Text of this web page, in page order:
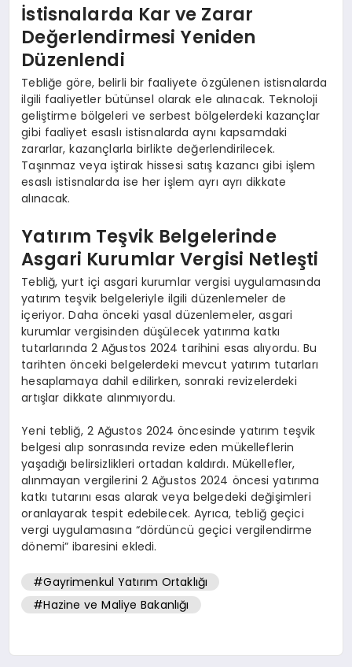
İstisnalarda Kar ve Zarar
Değerlendirmesi Yeniden
Düzenlendi
Tebliğe göre, belirli bir faaliyete özgülenen istisnalarda
ilgili faaliyetler bütünsel olarak ele alınacak. Teknoloji
geliştirme bölgeleri ve serbest bölgelerdeki kazançlar
gibi faaliyet esaslı istisnalarda aynı kapsamdaki
zararlar, kazançlarla birlikte değerlendirilecek.
Taşınmaz veya iştirak hissesi satış kazancı gibi işlem
esaslı istisnalarda ise her işlem ayrı ayrı dikkate
alınacak.
Yatırım Teşvik Belgelerinde
Asgari Kurumlar Vergisi Netleşti
Tebliğ, yurt içi asgari kurumlar vergisi uygulamasında
yatırım teşvik belgeleriyle ilgili düzenlemeler de
içeriyor. Daha önceki yasal düzenlemeler, asgari
kurumlar vergisinden düşülecek yatırıma katkı
tutarlarında 2 Ağustos 2024 tarihini esas alıyordu. Bu
tarihten önceki belgelerdeki mevcut yatırım tutarları
hesaplamaya dahil edilirken, sonraki revizelerdeki
artışlar dikkate alınmıyordu.
Yeni tebliğ, 2 Ağustos 2024 öncesinde yatırım teşvik
belgesi alıp sonrasında revize eden mükelleflerin
yaşadığı belirsizlikleri ortadan kaldırdı. Mükellefler,
alınmayan vergilerini 2 Ağustos 2024 öncesi yatırıma
katkı tutarını esas alarak veya belgedeki değişimleri
oranlayarak tespit edebilecek. Ayrıca, tebliğ geçici
vergi uygulamasına “dördüncü geçici vergilendirme
dönemi” ibaresini ekledi.
#Gayrimenkul Yatırım Ortaklığı
#Hazine ve Maliye Bakanlığı